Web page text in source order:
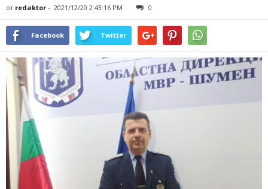
от redaktor - 2021/12/20 2:43:16 PM 0
Facebook Twitter